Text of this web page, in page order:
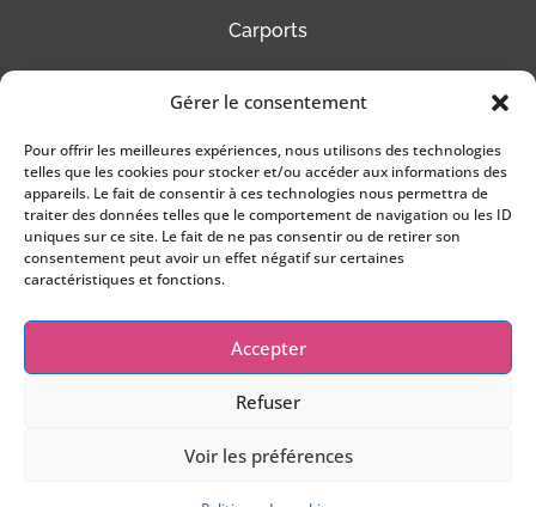
Gérer le consentement
Pour offrir les meilleures expériences, nous utilisons des technologies
telles que les cookies pour stocker et/ou accéder aux informations des
appareils. Le fait de consentir à ces technologies nous permettra de
traiter des données telles que le comportement de navigation ou les ID
uniques sur ce site. Le fait de ne pas consentir ou de retirer son
consentement peut avoir un effet négatif sur certaines
caractéristiques et fonctions.
Accepter
Refuser
Voir les préférences
Carports
HORAIRES
09h00 – 12h00
14h00 – 18h00
le SAMEDI sur RENDEZ-VOUS
NOUS CONTACTER
03 88 099 092
Conception : ART MARKETING